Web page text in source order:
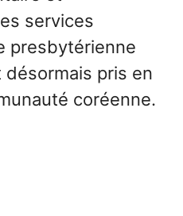
services
presbytérienne
pris en
coréenne.